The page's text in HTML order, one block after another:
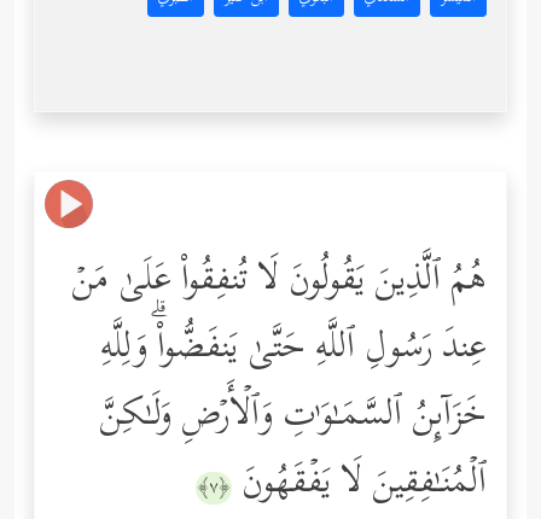
هُمُ ٱلَّذِینَ یَقُولُونَ لَا تُنفِقُواْ عَلَىٰ مَنۡ
عِندَ رَسُولِ ٱللَّهِ حَتَّىٰ یَنفَضُّواْۗ وَلِلَّهِ
خَزَاۤىِٕنُ ٱلسَّمَـٰوَ ٰ⁠تِ وَٱلۡأَرۡضِ وَلَـٰكِنَّ
ٱلۡمُنَـٰفِقِینَ لَا یَفۡقَهُونَ ﴿٧﴾